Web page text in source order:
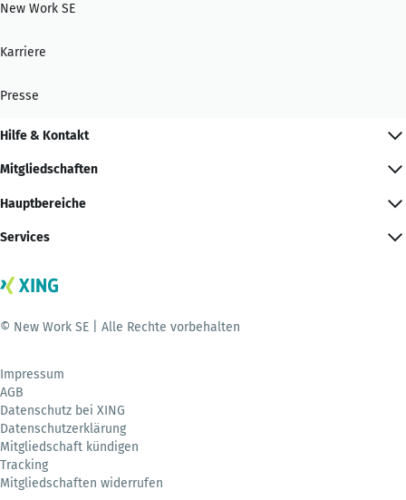
New Work SE
Karriere
Presse
Hilfe & Kontakt
Mitgliedschaften
Hauptbereiche
Services
© New Work SE | Alle Rechte vorbehalten
Impressum
AGB
Datenschutz bei XING
Datenschutzerklärung
Mitgliedschaft kündigen
Tracking
Mitgliedschaften widerrufen